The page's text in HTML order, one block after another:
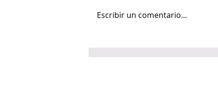
Mon Laferte cautiva a
miles de fans con su
Escribir un comentario...